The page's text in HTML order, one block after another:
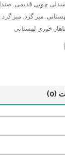
چوبی قدیمی,
, میز گرد, میز
خوری لهستانی
(0)